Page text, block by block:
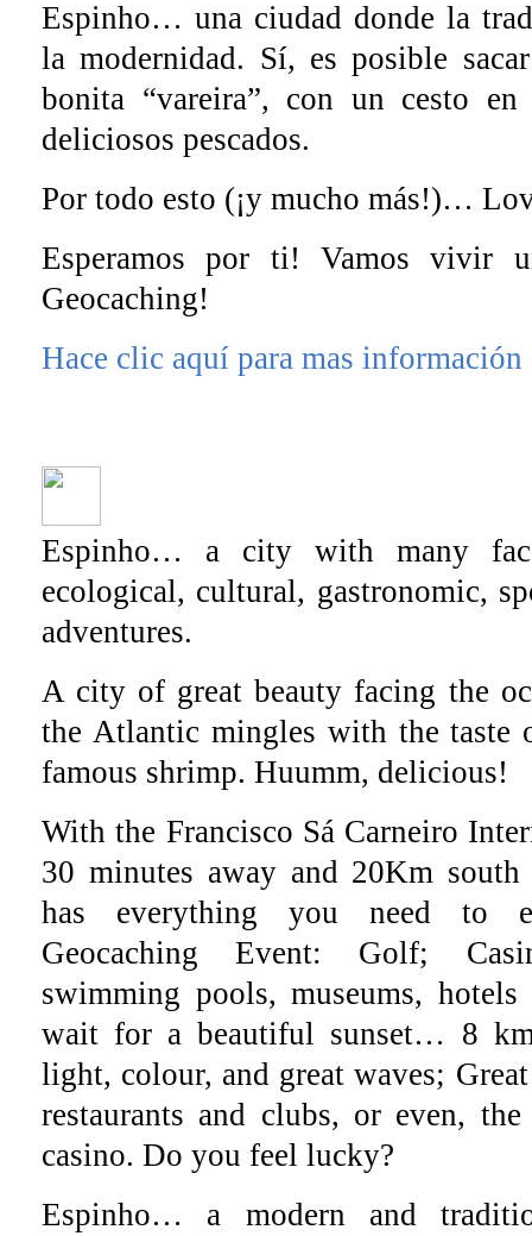
Espinho… una ciudad donde la
la modernidad. Sí, es posible
bonita “vareira”, con un cesto
deliciosos pescados.
Por todo esto (¡y mucho más!)…
Esperamos por ti! Vamos vivir
Geocaching!
Hace clic aquí para mas
Espinho… a city with many
ecological, cultural, gastronomic,
adventures.
A city of great beauty facing the
the Atlantic mingles with the
famous shrimp. Huumm, delicious!
With the Francisco Sá Carneiro
30 minutes away and 20Km
has everything you need to
Geocaching Event: Golf;
swimming pools, museums,
wait for a beautiful sunset… 8
light, colour, and great waves;
restaurants and clubs, or even,
casino. Do you feel lucky?
Espinho… a modern and